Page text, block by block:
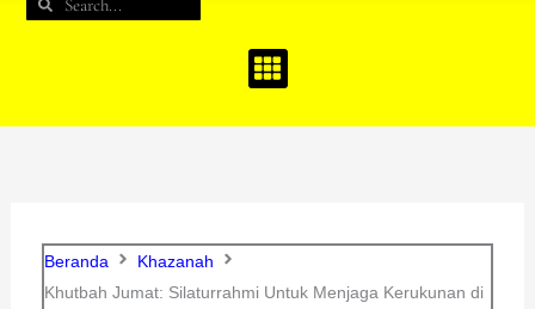
Beranda
Khazanah
Khutbah Jumat: Silaturrahmi Untuk Menjaga Kerukunan di